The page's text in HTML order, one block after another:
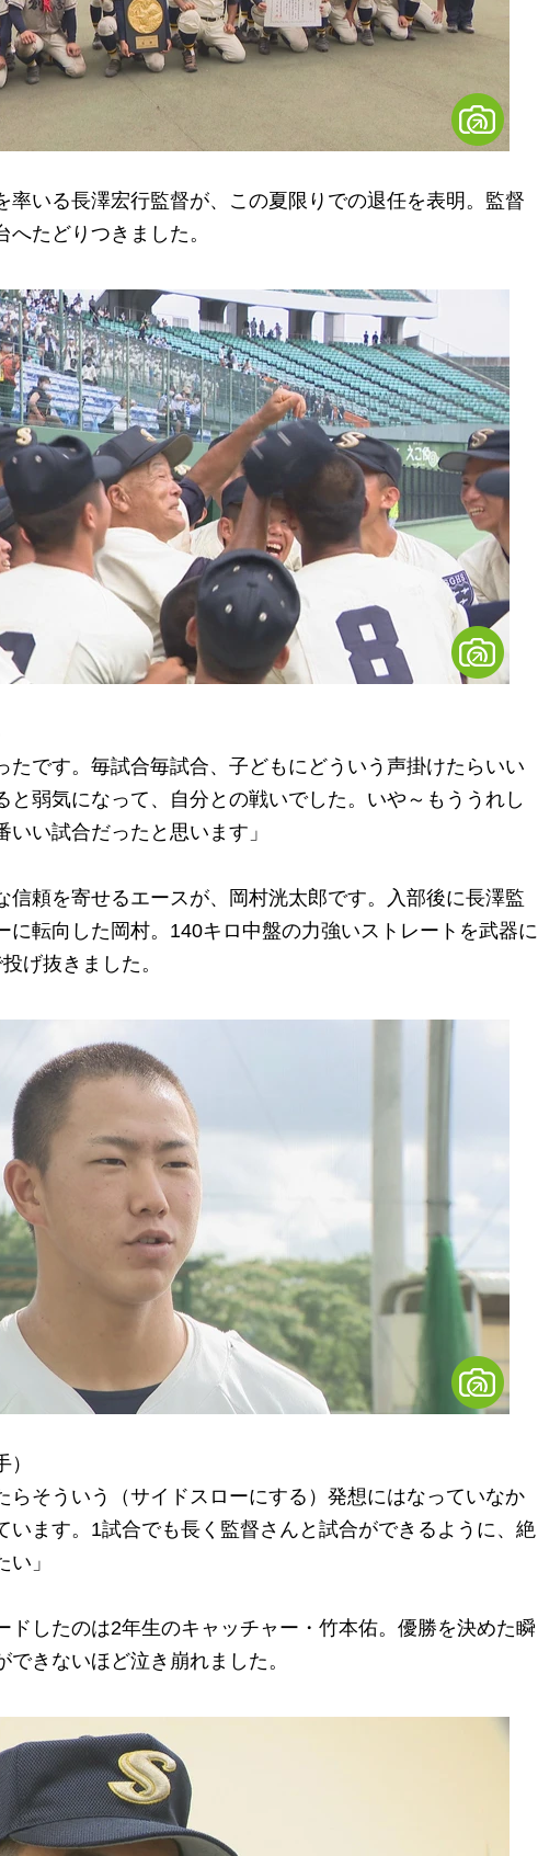
いる長澤宏行監督が、この夏限りでの退任を表明。監督
たどりつきました。
たです。毎試合毎試合、子どもにどういう声掛けたらいい
と弱気になって、自分との戦いでした。いや～もううれし
い試合だったと思います」
頼を寄せるエースが、岡村洸太郎です。入部後に長澤監
に転向した岡村。140キロ中盤の力強いストレートを武器に
げ抜きました。
らそういう（サイドスローにする）発想にはなっていなか
います。1試合でも長く監督さんと試合ができるように、絶
」
したのは2年生のキャッチャー・竹本佑。優勝を決めた瞬
きないほど泣き崩れました。